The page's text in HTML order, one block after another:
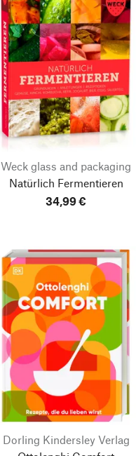
Weck glass and packaging
Natürlich Fermentieren
34,99 €
Dorling Kindersley Verlag